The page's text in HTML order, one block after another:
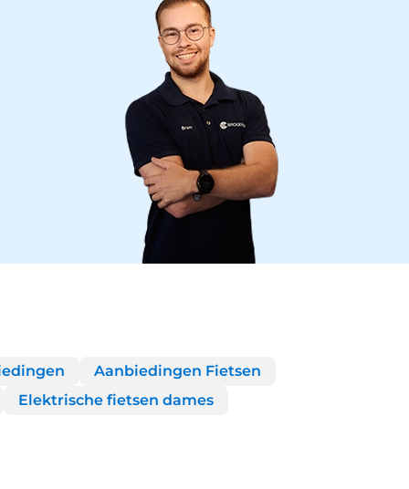
Aanbiedingen Fietsen
Elektrische fietsen dames